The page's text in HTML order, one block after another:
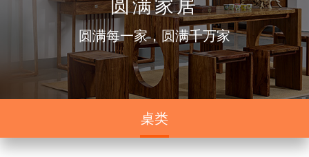
圆满家居
圆满每一家，圆满千万家
桌类